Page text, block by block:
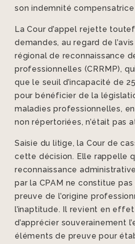
son indemnité
La Cour d’appel rejette
demandes, au regard de
régional de reconnaissance
professionnelles (CRRMP),
que le seuil d’incapacité de
pour bénéficier de la
maladies professionnelles,
non répertoriées, n’était pas
Saisie du litige, la Cour de
cette décision. Elle rappelle
reconnaissance
par la CPAM ne constitue
preuve de l’origine
l’inaptitude. Il revient en
d’apprécier souverainement
éléments de preuve pour